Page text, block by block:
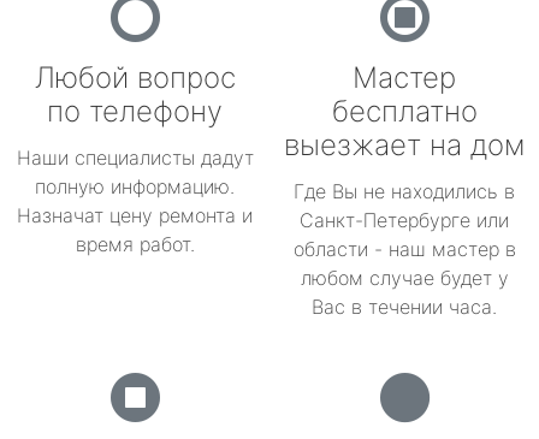
Любой вопрос
по телефону
Наши специалисты дадут
полную информацию.
Назначат цену ремонта и
время работ.
Мастер
бесплатно
выезжает на дом
Где Вы не находились в
Санкт-Петербурге или
области - наш мастер в
любом случае будет у
Вас в течении часа.